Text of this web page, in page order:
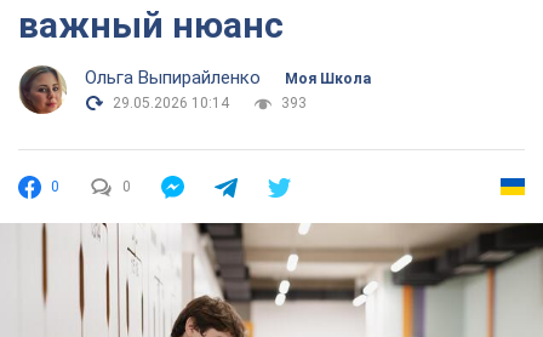
важный нюанс
Ольга Выпирайленко
Моя Школа
29.05.2026 10:14
393
0 0